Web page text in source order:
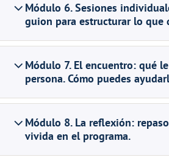
Módulo 6. Sesiones
guion para estructurar lo que
Módulo 7. El encuentro: qué
persona. Cómo puedes
Módulo 8. La reflexión:
vivida en el programa.